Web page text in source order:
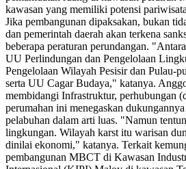
kawasan yang memiliki potensi
Jika pembangunan dipaksakan, bukan
dan pemerintah daerah akan terkena
beberapa peraturan perundangan.
UU Perlindungan dan Pengelolaan
Pengelolaan Wilayah Pesisir dan Pulau-
serta UU Cagar Budaya," katanya.
membidangi Infrastruktur, perhubungan
perumahan ini menegaskan
pelabuhan dalam arti luas. "Namun
lingkungan. Wilayah karst itu warisan
dinilai ekonomi," katanya. Terkait
pembangunan MBCT di Kawasan